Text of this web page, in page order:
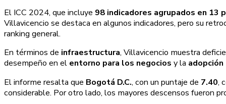
El ICC 2024, que incluye 98 indicadores agrupados en 13
Villavicencio se destaca en algunos indicadores, pero su
ranking general​​.
En términos de infraestructura, Villavicencio muestra
desempeño en el entorno para los negocios y la
El informe resalta que Bogotá D.C., con un puntaje de 7.40,
considerable. Por otro lado, los mayores descensos fueron